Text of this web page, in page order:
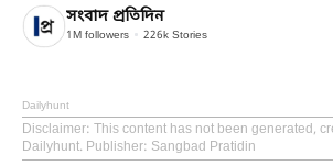
সংবাদ প্রতিদিন
1M followers 226k Stories
Dailyhunt
Disclaimer: This content has not been generated,
Dailyhunt. Publisher: Sangbad Pratidin